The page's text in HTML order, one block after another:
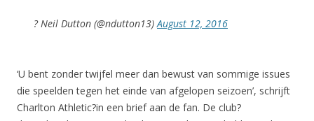
? Neil Dutton (@ndutton13)August 12, 2016
‘U bent zonder twijfel meer dan bewust van sommige issues
die speelden tegen het einde van afgelopen seizoen’, schrijft
Charlton Athletic?in een brief aan de fan. De club?